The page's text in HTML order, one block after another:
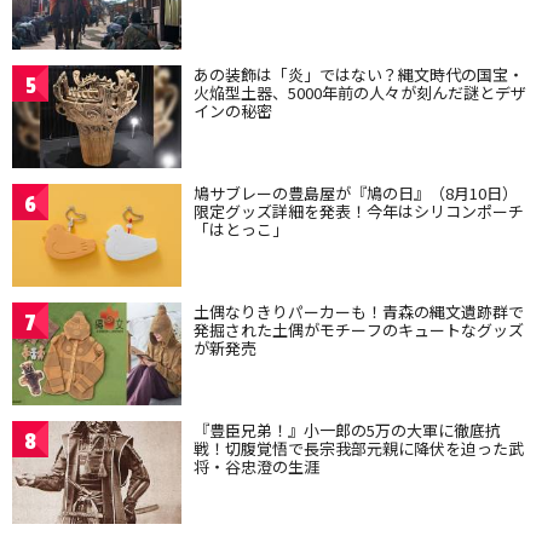
5 あの装飾は「炎」ではない？縄文時代の国宝・
火焔型土器、5000年前の人々が刻んだ謎とデザ
インの秘密
6 鳩サブレーの豊島屋が『鳩の日』（8月10日）
限定グッズ詳細を発表！今年はシリコンポーチ
「はとっこ」
7 土偶なりきりパーカーも！青森の縄文遺跡群で
発掘された土偶がモチーフのキュートなグッズ
が新発売
8 『豊臣兄弟！』小一郎の5万の大軍に徹底抗
戦！切腹覚悟で長宗我部元親に降伏を迫った武
将・谷忠澄の生涯